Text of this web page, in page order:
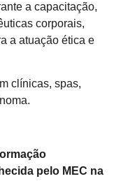
a capacitação,
corporais,
a atuação ética e
clínicas, spas,
pelo MEC na